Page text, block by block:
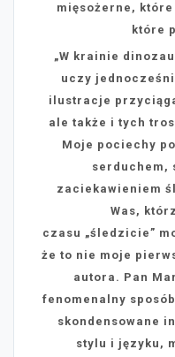
mięsożerne, które
które
„W krainie
uczy
ilustracje
ale także i tych
Moje pociechy
serduchem,
zaciekawieniem
Was,
czasu „śledzicie”
że to nie moje
autora. Pan
fenomenalny
skondensowane
stylu i języku,